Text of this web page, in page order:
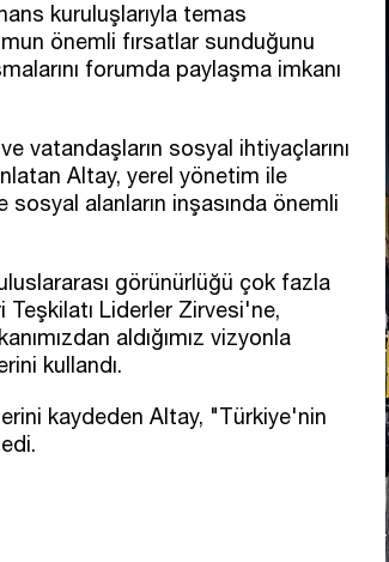
kuruluşlarıyla temas
önemli fırsatlar sunduğunu
forumda paylaşma imkanı
vatandaşların sosyal ihtiyaçlarını
Altay, yerel yönetim ile
alanların inşasında önemli
görünürlüğü çok fazla
Teşkilatı Liderler Zirvesi'ne,
aldığımız vizyonla
kullandı.
kaydeden Altay, "Türkiye'nin